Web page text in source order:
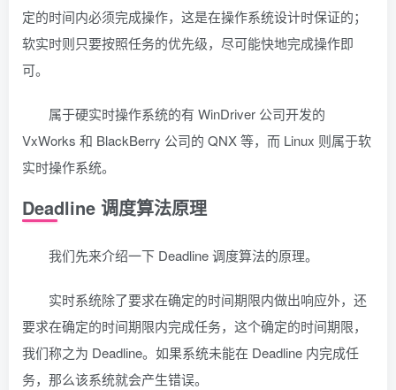
定的时间内必须完成操作，这是在操作系统设计时保证的；
软实时则只要按照任务的优先级，尽可能快地完成操作即
可。
属于硬实时操作系统的有 WinDriver 公司开发的
VxWorks 和 BlackBerry 公司的 QNX 等，而 Linux 则属于软
实时操作系统。
Deadline 调度算法原理
我们先来介绍一下 Deadline 调度算法的原理。
实时系统除了要求在确定的时间期限内做出响应外，还
要求在确定的时间期限内完成任务，这个确定的时间期限，
我们称之为 Deadline。如果系统未能在 Deadline 内完成任
务，那么该系统就会产生错误。